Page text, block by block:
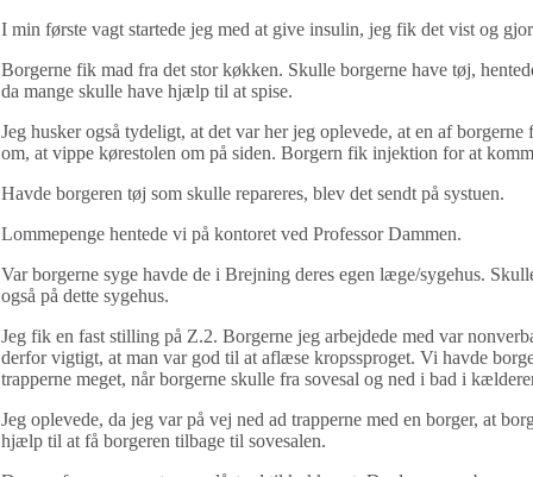
I min første vagt startede jeg med at give insulin, jeg fik det vist og
Borgerne fik mad fra det stor køkken. Skulle borgerne have tøj,
da mange skulle have hjælp til at spise.
Jeg husker også tydeligt, at det var her jeg oplevede, at en af
om, at vippe kørestolen om på siden. Borgern fik injektion for at
Havde borgeren tøj som skulle repareres, blev det sendt på systuen.
Lommepenge hentede vi på kontoret ved Professor Dammen.
Var borgerne syge havde de i Brejning deres egen læge/sygehus.
også på dette sygehus.
Jeg fik en fast stilling på Z.2. Borgerne jeg arbejdede med var
derfor vigtigt, at man var god til at aflæse kropssproget. Vi havde
trapperne meget, når borgerne skulle fra sovesal og ned i bad i
Jeg oplevede, da jeg var på vej ned ad trapperne med en borger, at
hjælp til at få borgeren tilbage til sovesalen.